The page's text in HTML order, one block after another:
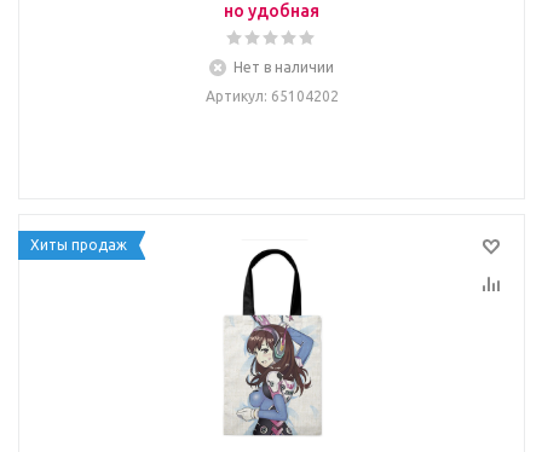
но удобная
Нет в наличии
Артикул: 65104202
Хиты продаж